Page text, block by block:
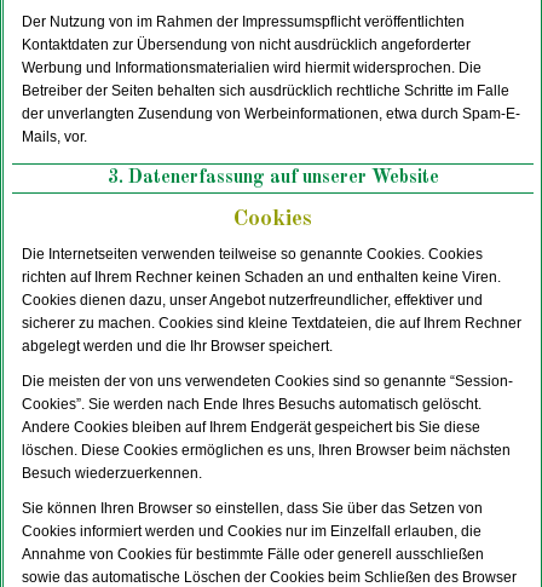
Der Nutzung von im Rahmen der Impressumspflicht veröffentlichten
Kontaktdaten zur Übersendung von nicht ausdrücklich angeforderter
Werbung und Informationsmaterialien wird hiermit widersprochen. Die
Betreiber der Seiten behalten sich ausdrücklich rechtliche Schritte im Falle
der unverlangten Zusendung von Werbeinformationen, etwa durch Spam-E-
Mails, vor.
3. Datenerfassung auf unserer Website
Cookies
Die Internetseiten verwenden teilweise so genannte Cookies. Cookies
richten auf Ihrem Rechner keinen Schaden an und enthalten keine Viren.
Cookies dienen dazu, unser Angebot nutzerfreundlicher, effektiver und
sicherer zu machen. Cookies sind kleine Textdateien, die auf Ihrem Rechner
abgelegt werden und die Ihr Browser speichert.
Die meisten der von uns verwendeten Cookies sind so genannte “Session-
Cookies”. Sie werden nach Ende Ihres Besuchs automatisch gelöscht.
Andere Cookies bleiben auf Ihrem Endgerät gespeichert bis Sie diese
löschen. Diese Cookies ermöglichen es uns, Ihren Browser beim nächsten
Besuch wiederzuerkennen.
Sie können Ihren Browser so einstellen, dass Sie über das Setzen von
Cookies informiert werden und Cookies nur im Einzelfall erlauben, die
Annahme von Cookies für bestimmte Fälle oder generell ausschließen
sowie das automatische Löschen der Cookies beim Schließen des Browser